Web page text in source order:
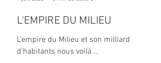
L'EMPIRE DU MILIEU
L’empire du Milieu et son milliard
d’habitants nous voilà …